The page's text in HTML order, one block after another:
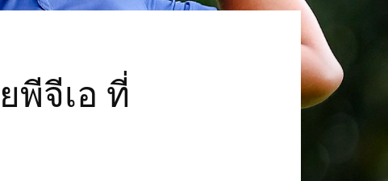
พีจีเอ ที่